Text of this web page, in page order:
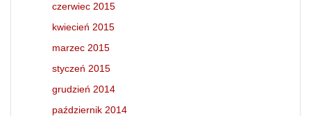
czerwiec 2015
kwiecień 2015
marzec 2015
styczeń 2015
grudzień 2014
październik 2014